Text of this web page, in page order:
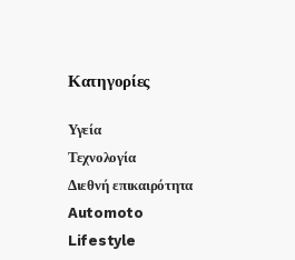
Κατηγορίες
Υγεία
Τεχνολογία
Διεθνή επικαιρότητα
Automoto
Lifestyle